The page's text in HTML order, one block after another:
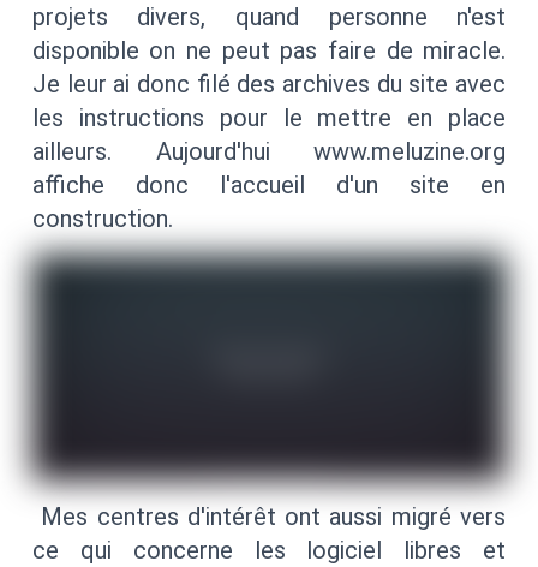
projets divers, quand personne n'est
disponible on ne peut pas faire de miracle.
Je leur ai donc filé des archives du site avec
les instructions pour le mettre en place
ailleurs. Aujourd'hui www.meluzine.org
affiche donc l'accueil d'un site en
construction.
Mes centres d'intérêt ont aussi migré vers
ce qui concerne les logiciel libres et